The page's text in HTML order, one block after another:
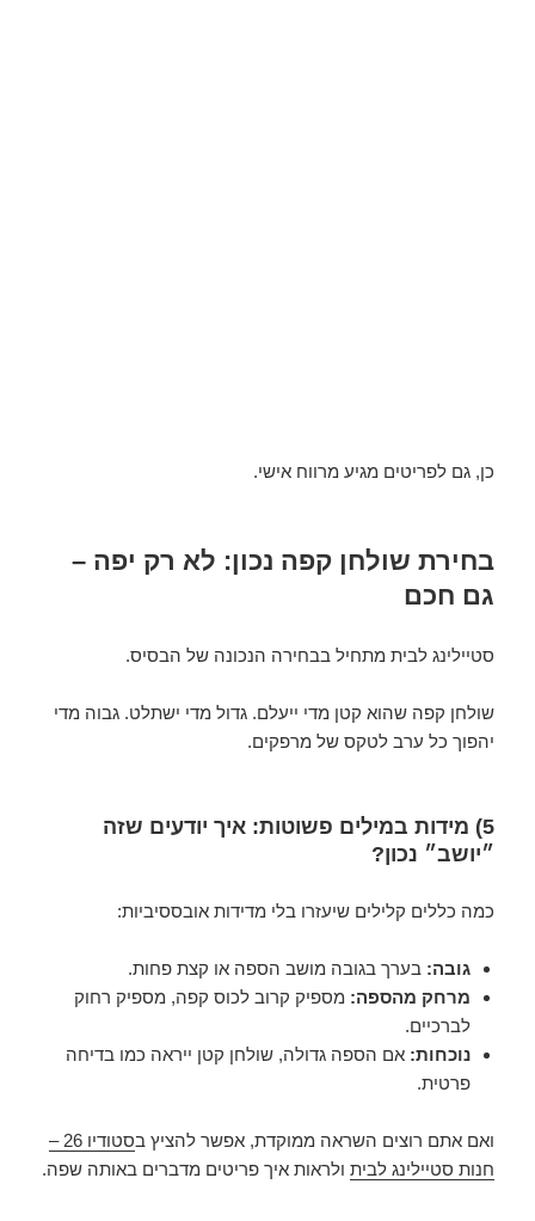
כן, גם לפריטים מגיע מרווח אישי.
בחירת שולחן קפה נכון: לא רק יפה –
גם חכם
סטיילינג לבית מתחיל בבחירה הנכונה של הבסיס.
שולחן קפה שהוא קטן מדי ייעלם. גדול מדי ישתלט. גבוה מדי
יהפוך כל ערב לטקס של מרפקים.
5) מידות במילים פשוטות: איך יודעים שזה
״יושב״ נכון?
כמה כללים קלילים שיעזרו בלי מדידות אובססיביות:
גובה: בערך בגובה מושב הספה או קצת פחות.
מרחק מהספה: מספיק קרוב לכוס קפה, מספיק רחוק
לברכיים.
נוכחות: אם הספה גדולה, שולחן קטן ייראה כמו בדיחה
פרטית.
ואם אתם רוצים השראה ממוקדת, אפשר להציץ ב
סטודיו 26 –
חנות סטיילינג לבית ולראות איך פריטים מדברים באותה שפה.